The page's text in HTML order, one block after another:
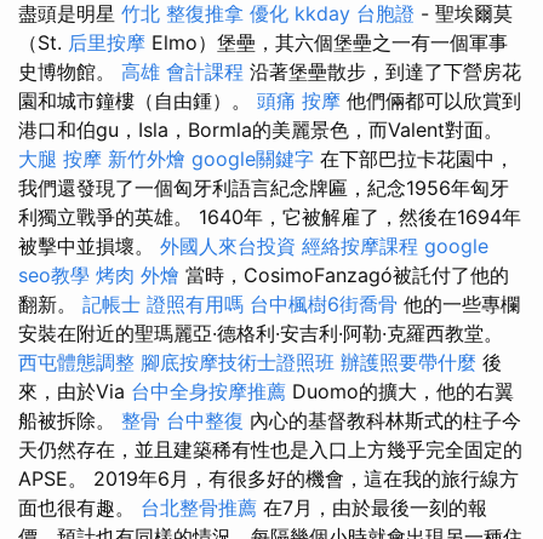
盡頭是明星 竹北 整復推拿 優化 kkday 台胞證 - 聖埃爾莫
（St. 后里按摩 Elmo）堡壘，其六個堡壘之一有一個軍事
史博物館。 高雄 會計課程 沿著堡壘散步，到達了下營房花
園和城市鐘樓（自由鍾）。 頭痛 按摩 他們倆都可以欣賞到
港口和伯gu，Isla，Bormla的美麗景色，而Valent對面。
大腿 按摩 新竹外燴 google關鍵字 在下部巴拉卡花園中，
我們還發現了一個匈牙利語言紀念牌匾，紀念1956年匈牙
利獨立戰爭的英雄。 1640年，它被解雇了，然後在1694年
被擊中並損壞。 外國人來台投資 經絡按摩課程 google
seo教學 烤肉 外燴 當時，CosimoFanzagó被託付了他的
翻新。 記帳士 證照有用嗎 台中楓樹6街喬骨 他的一些專欄
安裝在附近的聖瑪麗亞·德格利·安吉利·阿勒·克羅西教堂。
西屯體態調整 腳底按摩技術士證照班 辦護照要帶什麼 後
來，由於Via 台中全身按摩推薦 Duomo的擴大，他的右翼
船被拆除。 整骨 台中整復 內心的基督教科林斯式的柱子今
天仍然存在，並且建築稀有性也是入口上方幾乎完全固定的
APSE。 2019年6月，有很多好的機會，這在我的旅行線方
面也很有趣。 台北整骨推薦 在7月，由於最後一刻的報